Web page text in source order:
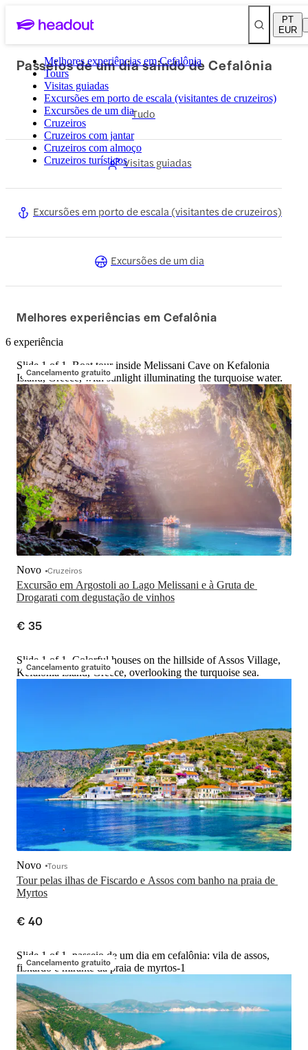
PT
EUR
Melhores experiências em Cefalônia
Tours
Visitas guiadas
Excursões em porto de escala (visitantes de cruzeiros)
Excursões de um dia
Cruzeiros
Cruzeiros com jantar
Cruzeiros com almoço
Cruzeiros turísticos
Passeios de um dia saindo de Cefalônia
Tudo
Visitas guiadas
Excursões em porto de escala (visitantes de cruzeiros)
Excursões de um dia
Melhores experiências em Cefalônia
6 experiência
Cancelamento gratuito
Slide 1 of 1, Boat tour inside Melissani Cave on Kefalonia
Island, Greece, with sunlight illuminating the turquoise water.
Excursão em Argostoli ao Lago Melissani e à Gruta de
Drogarati com degustação de vinhos
Novo Cruzeiros
€ 35
Cancelamento gratuito
Slide 1 of 1, Colorful houses on the hillside of Assos Village,
Kefalonia island, Greece, overlooking the turquoise sea.
Tour pelas ilhas de Fiscardo e Assos com banho na praia de
Myrtos
Novo Tours
€ 40
Cancelamento gratuito
Slide 1 of 1, passeio de um dia em cefalônia: vila de assos,
fiskardo e mirante da praia de myrtos-1